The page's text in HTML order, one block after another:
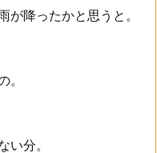
が降ったかと思うと。
。
い分。